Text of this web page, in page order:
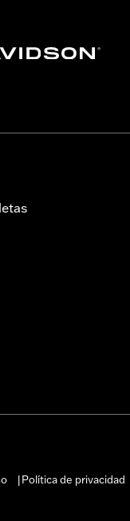
www.h-
Política de privacidad